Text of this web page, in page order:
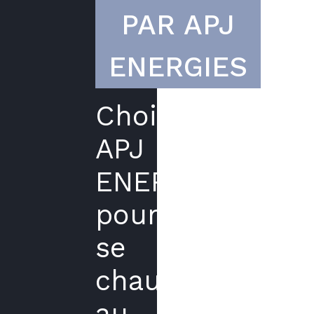
PAR APJ
ENERGIES
Choisir
APJ
ENERGIES
pour
se
chauffer